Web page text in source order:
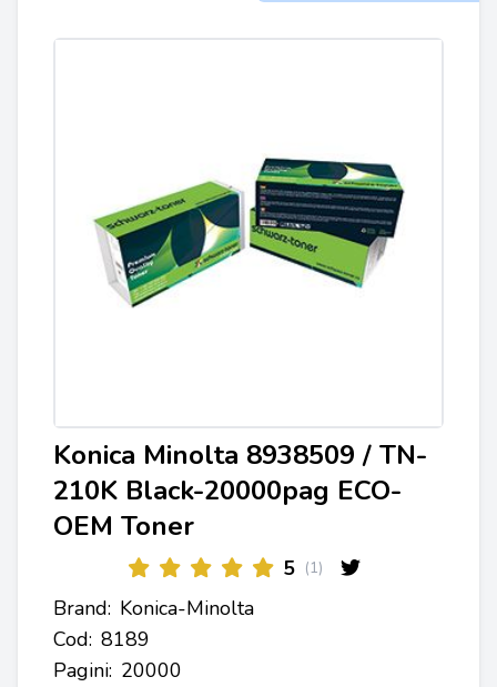
Konica Minolta 8938509 / TN-
210K Black-20000pag ECO-
OEM Toner
5 (1)
Brand: Konica-Minolta
Cod: 8189
Pagini: 20000